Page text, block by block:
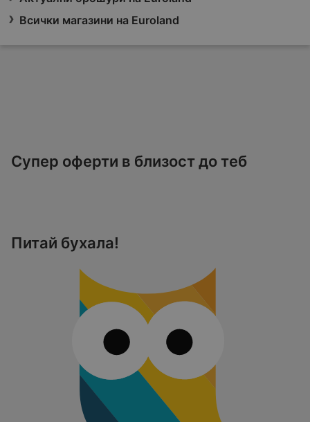
Всички магазини на Euroland
Супер оферти в близост до теб
Питай бухала!